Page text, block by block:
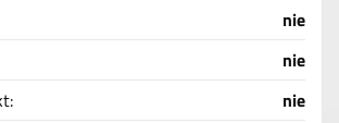
nie
nie
nie